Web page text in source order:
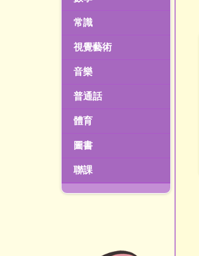
常識
視覺藝術
音樂
普通話
體育
圖書
聯課